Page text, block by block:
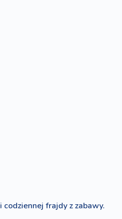
frajdy z zabawy.